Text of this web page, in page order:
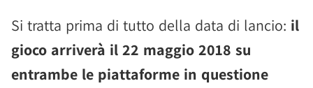
Si tratta prima di tutto della data di lancio: il
gioco arriverà il 22 maggio 2018 su
entrambe le piattaforme in questione